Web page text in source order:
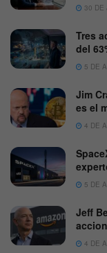
30 DE
Tres
del
5 DE
Jim
es el
4 DE
5 DE
Jeff
4 DE